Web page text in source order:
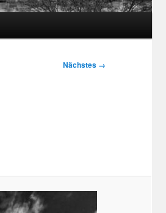
Nächstes →